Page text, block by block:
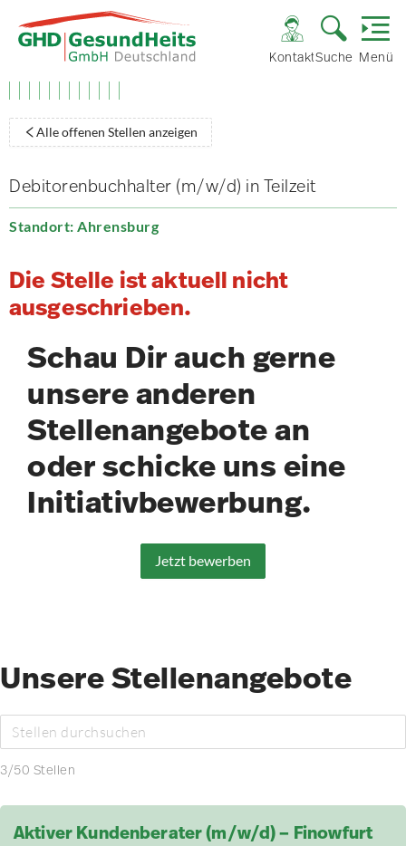
KontaktSuche Menü
Alle offenen Stellen anzeigen
Debitorenbuchhalter (m/w/d) in Teilzeit
Standort: Ahrensburg
Die Stelle ist aktuell nicht
ausgeschrieben.
Schau Dir auch gerne
unsere anderen
Stellenangebote an
oder schicke uns eine
Initiativbewerbung.
Jetzt bewerben
Unsere Stellenangebote
3/50 Stellen
Aktiver Kundenberater (m/w/d) – Finowfurt